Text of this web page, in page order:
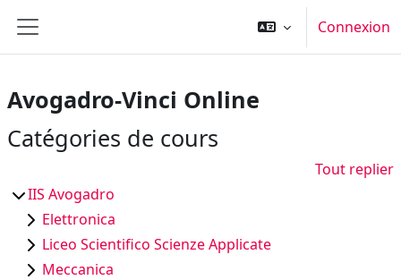
Panneau latéral
Connexion
Avogadro-Vinci Online
Catégories de cours
Tout replier
IIS Avogadro
Elettronica
Liceo Scientifico Scienze Applicate
Meccanica